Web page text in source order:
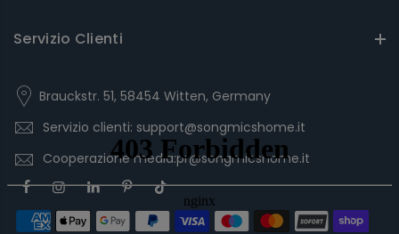
Servizio Clienti
Brauckstr. 51, 58454 Witten, Germany
Servizio clienti: support@songmicshome.it
Cooperazione media:pr@songmicshome.it